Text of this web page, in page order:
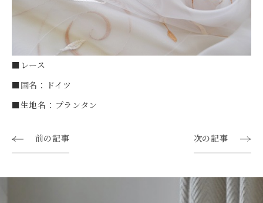
■レース
■国名：ドイツ
■生地名：プランタン
前の記事 次の記事